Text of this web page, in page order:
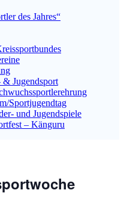
des Jahres“
& Jugendsport
Sport­jugend­tag
und Jugendspiele
– Känguru